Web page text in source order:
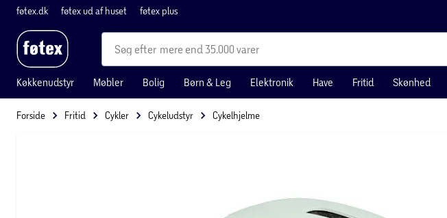
føtex.dk føtex ud af huset føtex plus
mere end 35.000 varer
Køkkenudstyr Møbler Bolig Børn & Leg Elektronik Have Fritid Skønhed
Forside Fritid Cykler Cykeludstyr Cykelhjelme